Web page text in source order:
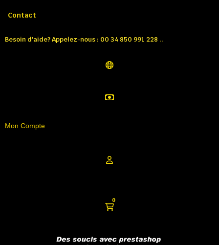
Contact
Besoin d'aide? Appelez-nous : 00 34 850 991 228 ..
Mon Compte
0